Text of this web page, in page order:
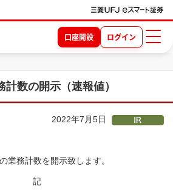
口座開設 ログイン
数の開示（速報値）
2022年7月5日
業務計数を開示致します。
記